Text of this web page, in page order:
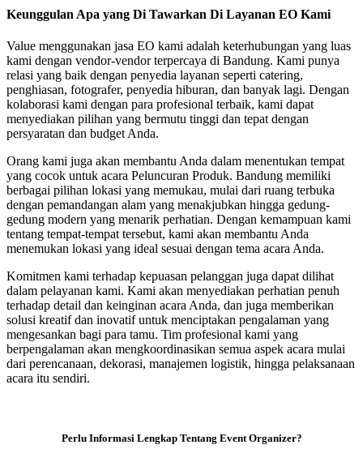
Keunggulan Apa yang Di Tawarkan Di Layanan EO Kami
Value menggunakan jasa EO kami adalah keterhubungan yang luas
kami dengan vendor-vendor terpercaya di Bandung. Kami punya
relasi yang baik dengan penyedia layanan seperti catering,
penghiasan, fotografer, penyedia hiburan, dan banyak lagi. Dengan
kolaborasi kami dengan para profesional terbaik, kami dapat
menyediakan pilihan yang bermutu tinggi dan tepat dengan
persyaratan dan budget Anda.
Orang kami juga akan membantu Anda dalam menentukan tempat
yang cocok untuk acara Peluncuran Produk. Bandung memiliki
berbagai pilihan lokasi yang memukau, mulai dari ruang terbuka
dengan pemandangan alam yang menakjubkan hingga gedung-
gedung modern yang menarik perhatian. Dengan kemampuan kami
tentang tempat-tempat tersebut, kami akan membantu Anda
menemukan lokasi yang ideal sesuai dengan tema acara Anda.
Komitmen kami terhadap kepuasan pelanggan juga dapat dilihat
dalam pelayanan kami. Kami akan menyediakan perhatian penuh
terhadap detail dan keinginan acara Anda, dan juga memberikan
solusi kreatif dan inovatif untuk menciptakan pengalaman yang
mengesankan bagi para tamu. Tim profesional kami yang
berpengalaman akan mengkoordinasikan semua aspek acara mulai
dari perencanaan, dekorasi, manajemen logistik, hingga pelaksanaan
acara itu sendiri.
Perlu Informasi Lengkap Tentang Event Organizer?